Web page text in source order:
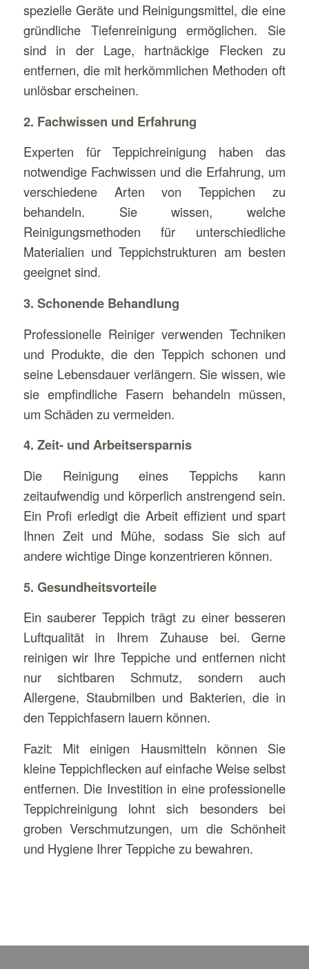
spezielle Geräte und Reinigungsmittel, die eine
gründliche Tiefenreinigung ermöglichen. Sie
sind in der Lage, hartnäckige Flecken zu
entfernen, die mit herkömmlichen Methoden oft
unlösbar erscheinen.
2. Fachwissen und Erfahrung
Experten für Teppichreinigung haben das
notwendige Fachwissen und die Erfahrung, um
verschiedene Arten von Teppichen zu
behandeln. Sie wissen, welche
Reinigungsmethoden für unterschiedliche
Materialien und Teppichstrukturen am besten
geeignet sind.
3. Schonende Behandlung
Professionelle Reiniger verwenden Techniken
und Produkte, die den Teppich schonen und
seine Lebensdauer verlängern. Sie wissen, wie
sie empfindliche Fasern behandeln müssen,
um Schäden zu vermeiden.
4. Zeit- und Arbeitsersparnis
Die Reinigung eines Teppichs kann
zeitaufwendig und körperlich anstrengend sein.
Ein Profi erledigt die Arbeit effizient und spart
Ihnen Zeit und Mühe, sodass Sie sich auf
andere wichtige Dinge konzentrieren können.
5. Gesundheitsvorteile
Ein sauberer Teppich trägt zu einer besseren
Luftqualität in Ihrem Zuhause bei. Gerne
reinigen wir Ihre Teppiche und entfernen nicht
nur sichtbaren Schmutz, sondern auch
Allergene, Staubmilben und Bakterien, die in
den Teppichfasern lauern können.
Fazit: Mit einigen Hausmitteln können Sie
kleine Teppichflecken auf einfache Weise selbst
entfernen. Die Investition in eine professionelle
Teppichreinigung lohnt sich besonders bei
groben Verschmutzungen, um die Schönheit
und Hygiene Ihrer Teppiche zu bewahren.